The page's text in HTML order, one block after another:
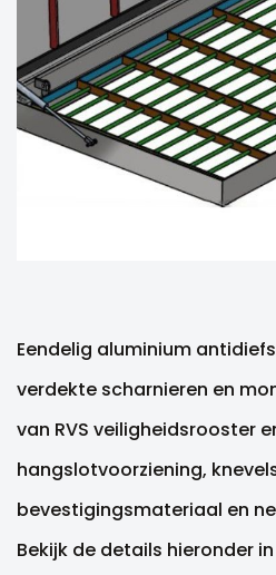
Eendelig aluminium
verdekte scharnieren en
van RVS veiligheidsrooster
hangslotvoorziening,
bevestigingsmateriaal en
Bekijk de details hieronder